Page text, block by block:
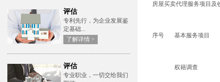
评估
专利先行，为企业发展鉴
定基础...
了解详情 >
评估
专业职业，一切交给我们
房屋买卖代理服务项目及
序号 基本服务项目
权籍调查